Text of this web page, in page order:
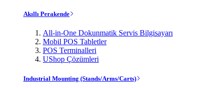
Akıllı Perakende
All-in-One Dokunmatik Servis Bilgisayarı
Mobil POS Tabletler
POS Terminalleri
UShop Çözümleri
Industrial Mounting (Stands/Arms/Carts)